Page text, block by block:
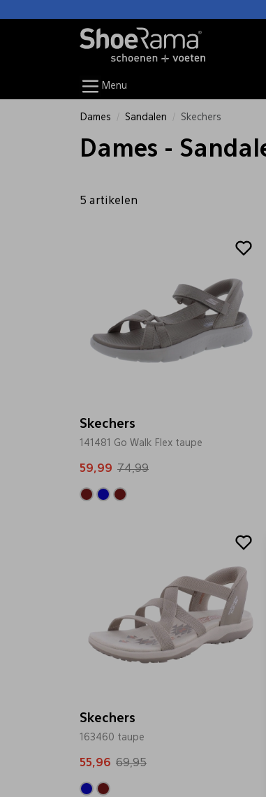
Menu
Dames Sandalen Skechers
Dames -
5 artikelen
Skechers
141481 Go Walk Flex taupe
59,99 74,99
Skechers
163460 taupe
55,96 69,95